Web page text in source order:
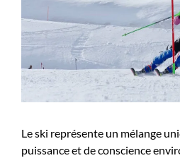
Le ski représente un mélange
puissance et de conscience